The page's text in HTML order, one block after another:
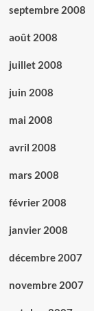
septembre 2008
août 2008
juillet 2008
juin 2008
mai 2008
avril 2008
mars 2008
février 2008
janvier 2008
décembre 2007
novembre 2007